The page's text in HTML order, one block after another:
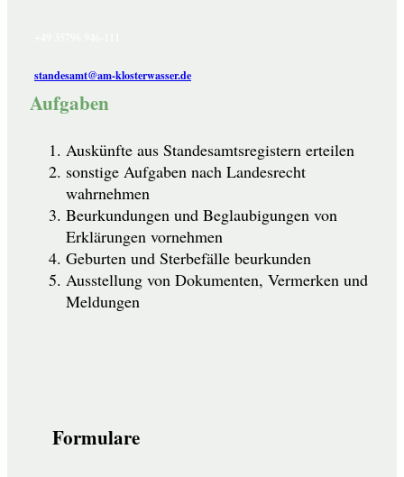
standesamt@am-klosterwasser.de
Aufgaben
Auskünfte aus Standesamtsregistern erteilen
sonstige Aufgaben nach Landesrecht
wahrnehmen
Beurkundungen und Beglaubigungen von
Erklärungen vornehmen
Geburten und Sterbefälle beurkunden
Ausstellung von Dokumenten, Vermerken und
Meldungen
Formulare